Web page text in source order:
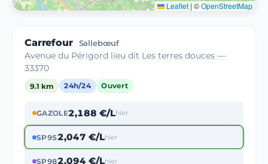
Leaflet | ©OpenStreetMap
Carrefour Sallebœuf
Avenue du Périgord lieu dit Les terres douces —
33370
9.1 km 24h/24 Ouvert
GAZOLE2,188 €/Lhier
SP952,047 €/Lhier
SP982,094 €/Lhier